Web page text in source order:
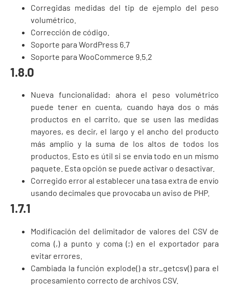
Corregidas medidas del tip de ejemplo del peso
volumétrico.
Corrección de código.
Soporte para WordPress 6.7
Soporte para WooCommerce 9.5.2
1.8.0
Nueva funcionalidad: ahora el peso volumétrico
puede tener en cuenta, cuando haya dos o más
productos en el carrito, que se usen las medidas
mayores, es decir, el largo y el ancho del producto
más amplio y la suma de los altos de todos los
productos. Esto es útil si se envía todo en un mismo
paquete. Esta opción se puede activar o desactivar.
Corregido error al establecer una tasa extra de envío
usando decimales que provocaba un aviso de PHP.
1.7.1
Modificación del delimitador de valores del CSV de
coma (,) a punto y coma (;) en el exportador para
evitar errores.
Cambiada la función explode() a str_getcsv() para el
procesamiento correcto de archivos CSV.